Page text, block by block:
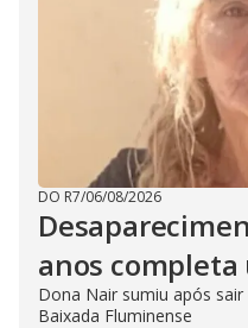
DO R7/06/08/2026
anos completa
Dona Nair sumiu após
Baixada Fluminense